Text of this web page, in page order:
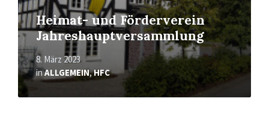
Heimat- und Förderverein
Jahreshauptversammlung
8. März 2023
inALLGEMEIN,HFC